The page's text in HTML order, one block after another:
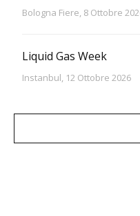
Bologna Fiere, 8 Ottobre
Liquid Gas Week
Instanbul, 12 Ottobre 2026